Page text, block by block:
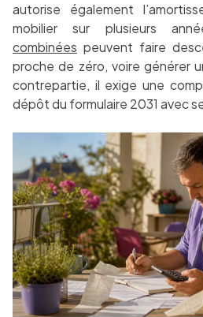
autorise également
mobilier sur plusieurs
combinées peuvent faire
proche de zéro, voire générer
contrepartie, il exige une
dépôt du formulaire 2031 avec